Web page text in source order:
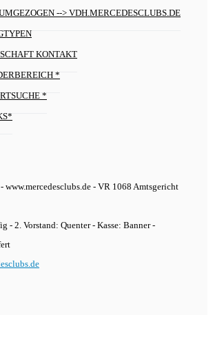
--> VDH.MERCEDESCLUBS.DE
KONTAKT
*
*
www.mercedesclubs.de - VR 1068 Amtsgericht
- 2. Vorstand: Quenter - Kasse: Banner -